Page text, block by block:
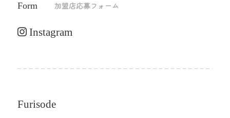
Form 加盟店応募フォーム
Instagram
Furisode